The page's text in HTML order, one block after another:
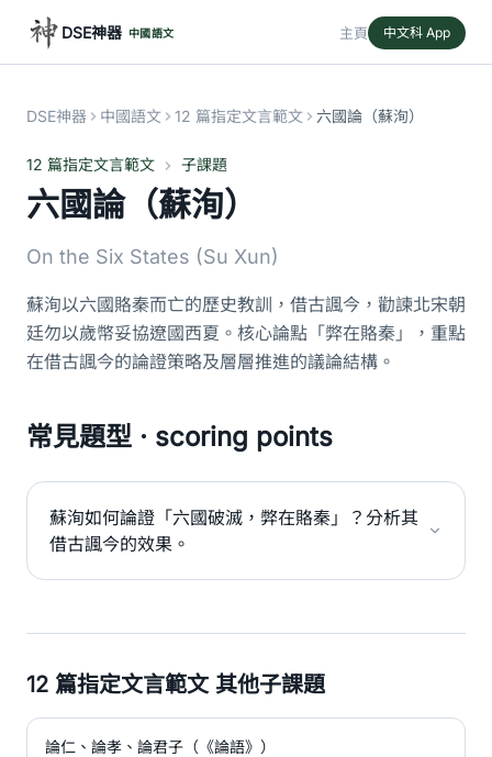
DSE神器 中國語文 主頁 中文科 App
DSE神器 中國語文 12 篇指定文言範文 六國論（蘇洵）
12 篇指定文言範文 子課題
六國論（蘇洵）
On the Six States (Su Xun)
蘇洵以六國賂秦而亡的歷史教訓，借古諷今，勸諫北宋朝
廷勿以歲幣妥協遼國西夏。核心論點「弊在賂秦」，重點
在借古諷今的論證策略及層層推進的議論結構。
常見題型 · scoring points
蘇洵如何論證「六國破滅，弊在賂秦」？分析其
借古諷今的效果。
12 篇指定文言範文 其他子課題
論仁、論孝、論君子（《論語》）